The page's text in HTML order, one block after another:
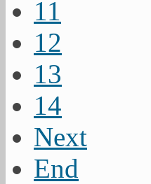
11
12
13
14
Next
End